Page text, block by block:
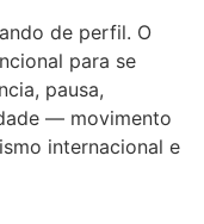
de perfil. O
para se
pausa,
— movimento
internacional e